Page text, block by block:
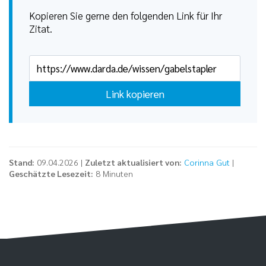
Kopieren Sie gerne den folgenden Link für Ihr
Zitat.
Link kopieren
Stand: 09.04.2026 | Zuletzt aktualisiert von: Corinna Gut |
Geschätzte Lesezeit: 8 Minuten